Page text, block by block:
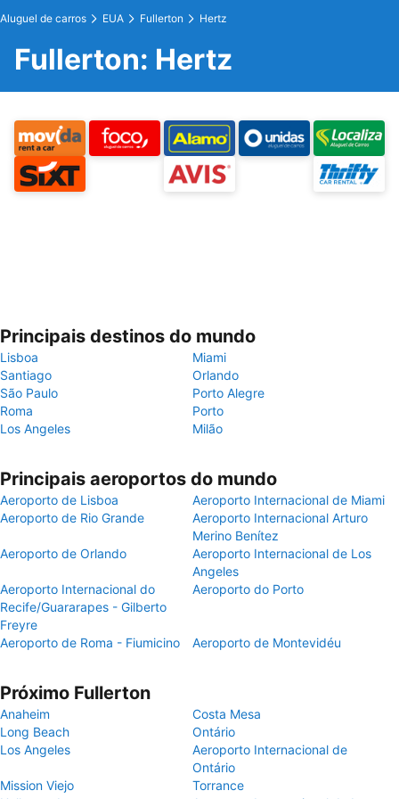
Aluguel de carros EUA Fullerton Hertz
Fullerton: Hertz
Principais destinos do mundo
Lisboa
Miami
Santiago
Orlando
São Paulo
Porto Alegre
Roma
Porto
Los Angeles
Milão
Principais aeroportos do mundo
Aeroporto de Lisboa
Aeroporto Internacional de Miami
Aeroporto de Rio Grande
Aeroporto Internacional Arturo
Merino Benítez
Aeroporto de Orlando
Aeroporto Internacional de Los
Angeles
Aeroporto Internacional do
Recife/Guararapes - Gilberto
Freyre
Aeroporto do Porto
Aeroporto de Roma - Fiumicino Aeroporto de Montevidéu
Próximo Fullerton
Anaheim
Costa Mesa
Long Beach
Ontário
Los Angeles
Aeroporto Internacional de
Ontário
Mission Viejo
Torrance